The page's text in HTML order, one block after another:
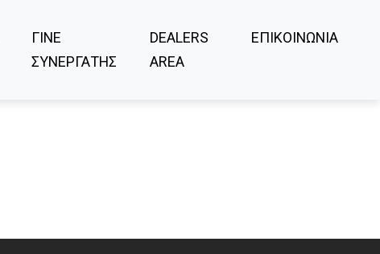
ΓΙΝΕ
ΣΥΝΕΡΓΑΤΗΣ
DEALERS
AREA
ΕΠΙΚΟΙΝΩΝΙΑ